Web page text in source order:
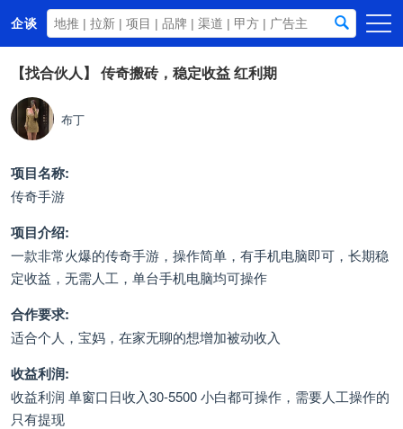
企谈
首页
商务资源
资讯动态
关于我们
【找合伙人】 传奇搬砖，稳定收益 红利期
布丁
项目名称:
传奇手游
项目介绍:
一款非常火爆的传奇手游，操作简单，有手机电脑即可，长期稳
定收益，无需人工，单台手机电脑均可操作
合作要求:
适合个人，宝妈，在家无聊的想增加被动收入
收益利润:
收益利润 单窗口日收入30-5500 小白都可操作，需要人工操作的
只有提现